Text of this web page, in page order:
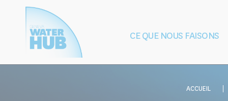
CE QUE NOUS FAISONS
ACCUEIL